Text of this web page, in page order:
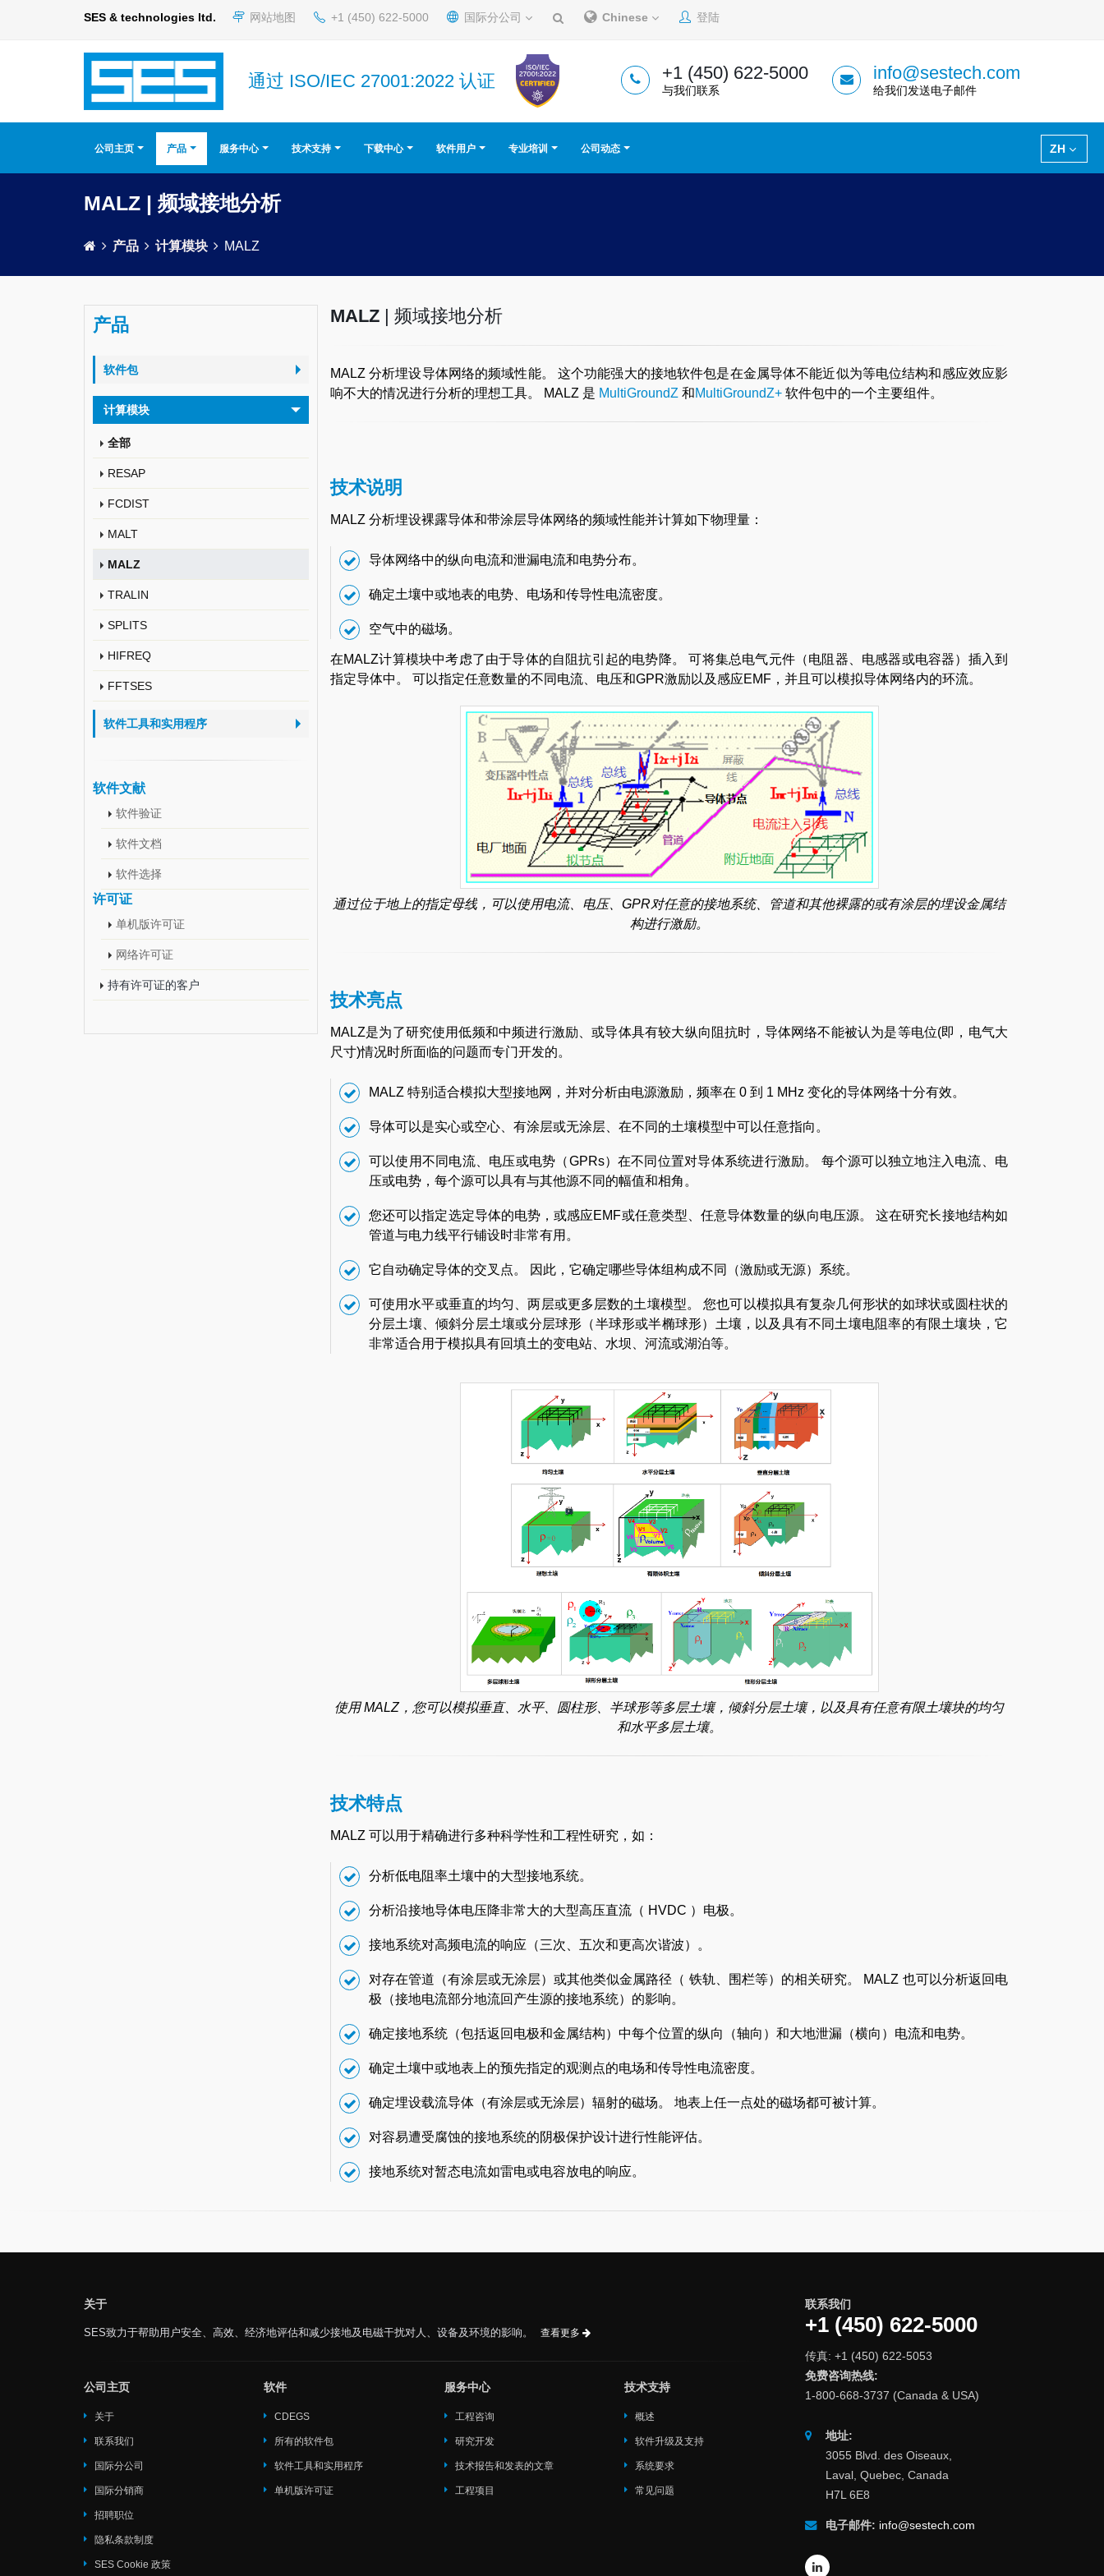
SES & technologies ltd. 网站地图 +1 (450) 622-5000 国际分公司 Chinese 登陆
通过 ISO/IEC 27001:2022 认证 +1 (450) 622-5000
与我们联系
info@sestech.com
给我们发送电子邮件
ZH
公司主页 产品 服务中心 技术支持 下载中心 软件用户 专业培训 公司动态
MALZ | 频域接地分析
产品 计算模块 MALZ
产品
软件包
计算模块
全部
RESAP
FCDIST
MALT
MALZ
TRALIN
SPLITS
HIFREQ
FFTSES
软件工具和实用程序
软件文献
软件验证
软件文档
软件选择
许可证
单机版许可证
网络许可证
持有许可证的客户
MALZ | 频域接地分析
MALZ 分析埋设导体网络的频域性能。 这个功能强大的接地软件包是在金属导体不能近似为等电位结构和感应效应影
响不大的情况进行分析的理想工具。 MALZ 是 MultiGroundZ 和MultiGroundZ+ 软件包中的一个主要组件。
技术说明
MALZ 分析埋设裸露导体和带涂层导体网络的频域性能并计算如下物理量：
导体网络中的纵向电流和泄漏电流和电势分布。
确定土壤中或地表的电势、电场和传导性电流密度。
空气中的磁场。
在MALZ计算模块中考虑了由于导体的自阻抗引起的电势降。 可将集总电气元件（电阻器、电感器或电容器）插入到
指定导体中。 可以指定任意数量的不同电流、电压和GPR激励以及感应EMF，并且可以模拟导体网络内的环流。
通过位于地上的指定母线，可以使用电流、电压、GPR对任意的接地系统、管道和其他裸露的或有涂层的埋设金属结
构进行激励。
技术亮点
MALZ是为了研究使用低频和中频进行激励、或导体具有较大纵向阻抗时，导体网络不能被认为是等电位(即，电气大
尺寸)情况时所面临的问题而专门开发的。
MALZ 特别适合模拟大型接地网，并对分析由电源激励，频率在 0 到 1 MHz 变化的导体网络十分有效。
导体可以是实心或空心、有涂层或无涂层、在不同的土壤模型中可以任意指向。
可以使用不同电流、电压或电势（GPRs）在不同位置对导体系统进行激励。 每个源可以独立地注入电流、电
压或电势，每个源可以具有与其他源不同的幅值和相角。
您还可以指定选定导体的电势，或感应EMF或任意类型、任意导体数量的纵向电压源。 这在研究长接地结构如
管道与电力线平行铺设时非常有用。
它自动确定导体的交叉点。 因此，它确定哪些导体组构成不同（激励或无源）系统。
可使用水平或垂直的均匀、两层或更多层数的土壤模型。 您也可以模拟具有复杂几何形状的如球状或圆柱状的
分层土壤、倾斜分层土壤或分层球形（半球形或半椭球形）土壤，以及具有不同土壤电阻率的有限土壤块，它
非常适合用于模拟具有回填土的变电站、水坝、河流或湖泊等。
使用 MALZ，您可以模拟垂直、水平、圆柱形、半球形等多层土壤，倾斜分层土壤，以及具有任意有限土壤块的均匀
和水平多层土壤。
技术特点
MALZ 可以用于精确进行多种科学性和工程性研究，如：
分析低电阻率土壤中的大型接地系统。
分析沿接地导体电压降非常大的大型高压直流（ HVDC ）电极。
接地系统对高频电流的响应（三次、五次和更高次谐波）。
对存在管道（有涂层或无涂层）或其他类似金属路径（ 铁轨、围栏等）的相关研究。 MALZ 也可以分析返回电
极（接地电流部分地流回产生源的接地系统）的影响。
确定接地系统（包括返回电极和金属结构）中每个位置的纵向（轴向）和大地泄漏（横向）电流和电势。
确定土壤中或地表上的预先指定的观测点的电场和传导性电流密度。
确定埋设载流导体（有涂层或无涂层）辐射的磁场。 地表上任一点处的磁场都可被计算。
对容易遭受腐蚀的接地系统的阴极保护设计进行性能评估。
接地系统对暂态电流如雷电或电容放电的响应。
关于
SES致力于帮助用户安全、高效、经济地评估和减少接地及电磁干扰对人、设备及环境的影响。 查看更多
公司主页
关于
联系我们
国际分公司
国际分销商
招聘职位
隐私条款制度
SES Cookie 政策
软件
CDEGS
所有的软件包
软件工具和实用程序
单机版许可证
服务中心
工程咨询
研究开发
技术报告和发表的文章
工程项目
技术支持
概述
软件升级及支持
系统要求
常见问题
联系我们
+1 (450) 622-5000
传真: +1 (450) 622-5053
免费咨询热线:
1-800-668-3737 (Canada & USA)
地址:
3055 Blvd. des Oiseaux,
Laval, Quebec, Canada
H7L 6E8
电子邮件: info@sestech.com